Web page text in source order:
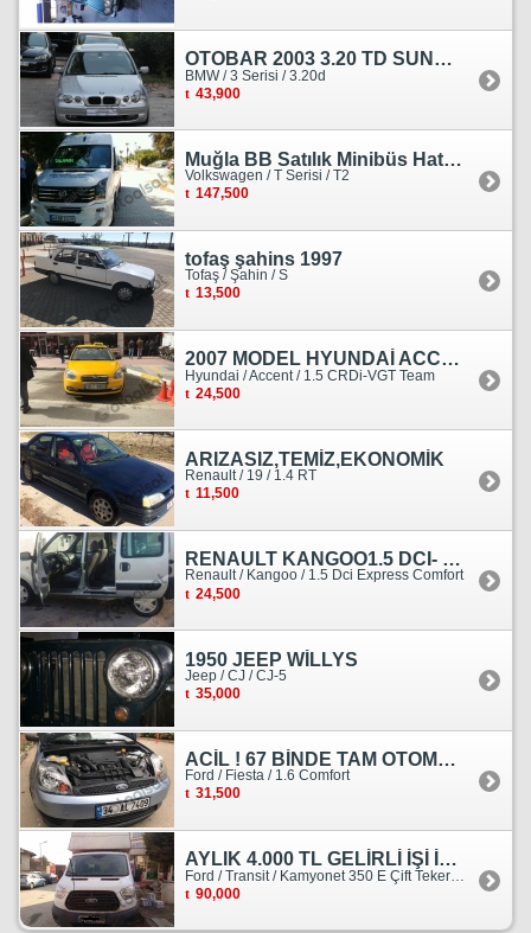
OTOBAR 2003 3.20 TD SUNROOF DERİ OTOMATİK DİZEL EMSALSİZ
BMW / 3 Serisi / 3.20d
43,900
Muğla BB Satılık Minibüs Hatı Volkswagen Crafter
Volkswagen / T Serisi / T2
147,500
tofaş şahins 1997
Tofaş / Şahin / S
13,500
2007 MODEL HYUNDAİ ACCENT ERA MOTOR YENİ YAPILDI
Hyundai / Accent / 1.5 CRDi-VGT Team
24,500
ARIZASIZ,TEMİZ,EKONOMİK
Renault / 19 / 1.4 RT
11,500
RENAULT KANGOO1.5 DCI- 138 KM
Renault / Kangoo / 1.5 Dci Express Comfort
24,500
1950 JEEP WİLLYS
Jeep / CJ / CJ-5
35,000
ACİL ! 67 BİNDE TAM OTOMATİK FORD FİESTA
Ford / Fiesta / 1.6 Comfort
31,500
AYLIK 4.000 TL GELİRLİ İŞİ İLE BİRLİKTE SATILIKTIR.
90,000